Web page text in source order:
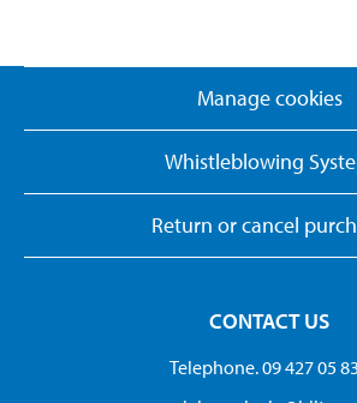
Manage cookies
Whistleblowing
Return or cancel
CONTACT US
Telephone. 09 427 05